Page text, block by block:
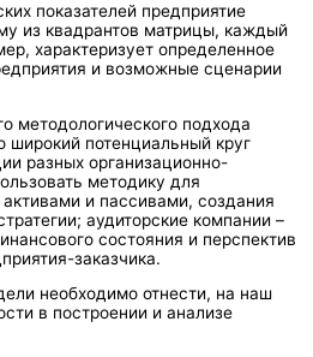
показателей предприятие
из квадрантов матрицы, каждый
характеризует определенное
и возможные сценарии
методологического подхода
широкий потенциальный круг
разных организационно-
методику для
и пассивами, создания
аудиторские компании –
состояния и перспектив
заказчика.
необходимо отнести, на наш
в построении и анализе